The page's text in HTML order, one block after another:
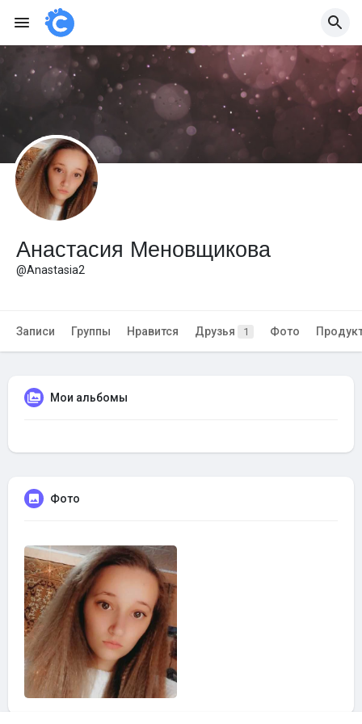
Анастасия Меновщикова
@Anastasia2
Записи Группы Нравится Друзья 1 Фото
Мои альбомы
Фото